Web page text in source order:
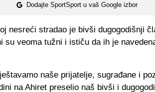
Dodajte SportSport u vaš Google izbor
nesreći stradao je bivši dugogodišnji
su veoma tužni i ističu da ih je
naše prijatelje, sugrađane i
na Ahiret preselio naš bivši i